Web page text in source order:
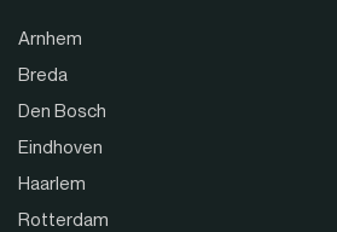
Arnhem
Breda
Den Bosch
Eindhoven
Haarlem
Rotterdam